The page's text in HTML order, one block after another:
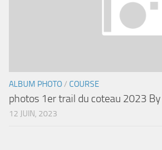
ALBUM PHOTO/ COURSE
photos 1er trail du coteau 2023
12 JUIN, 2023